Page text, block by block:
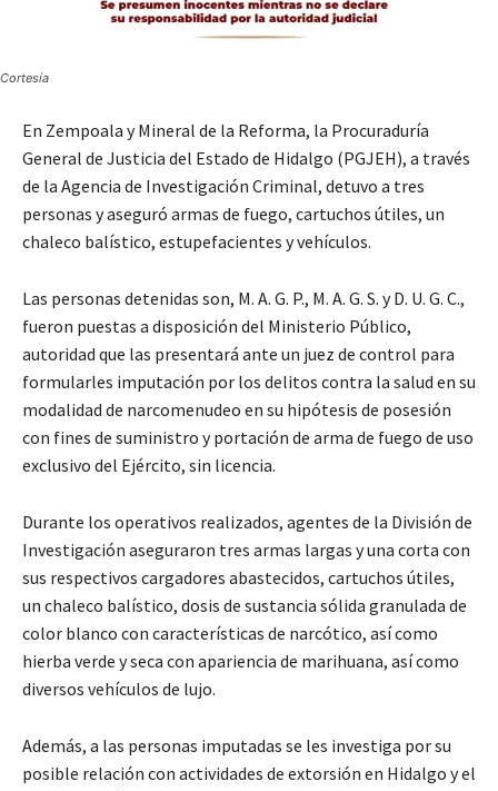
Cortesía
En Zempoala y Mineral de la Reforma, la Procuraduría
General de Justicia del Estado de Hidalgo (PGJEH), a través
de la Agencia de Investigación Criminal, detuvo a tres
personas y aseguró armas de fuego, cartuchos útiles, un
chaleco balístico, estupefacientes y vehículos.
Las personas detenidas son, M. A. G. P., M. A. G. S. y D. U. G. C.,
fueron puestas a disposición del Ministerio Público,
autoridad que las presentará ante un juez de control para
formularles imputación por los delitos contra la salud en su
modalidad de narcomenudeo en su hipótesis de posesión
con fines de suministro y portación de arma de fuego de uso
exclusivo del Ejército, sin licencia.
Durante los operativos realizados, agentes de la División de
Investigación aseguraron tres armas largas y una corta con
sus respectivos cargadores abastecidos, cartuchos útiles,
un chaleco balístico, dosis de sustancia sólida granulada de
color blanco con características de narcótico, así como
hierba verde y seca con apariencia de marihuana, así como
diversos vehículos de lujo.
Además, a las personas imputadas se les investiga por su
posible relación con actividades de extorsión en Hidalgo y el